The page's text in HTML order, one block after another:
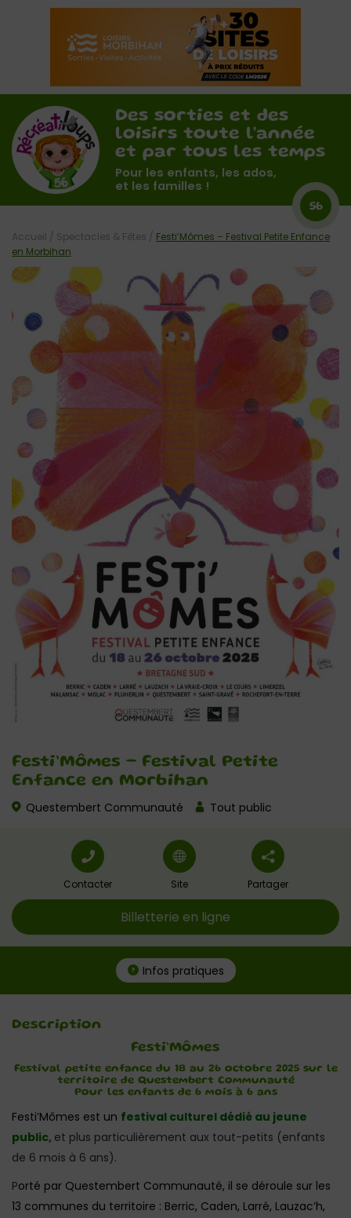
Des sorties et des
loisirs toute l'année
et par tous les temps
Pour les enfants, les ados,
et les familles !
56
Festi’Mômes – Festival Petite
Enfance en Morbihan
Questembert Communauté Tout public
Accueil / Spectacles & Fêtes / Festi’Mômes – Festival Petite Enfance
en Morbihan
Contacter Site Partager
Billetterie en ligne
Infos pratiques
Description
Festi’Mômes
Festival petite enfance du 18 au 26 octobre 2025 sur le
territoire de Questembert Communauté
Pour les enfants de 6 mois à 6 ans
Festi’Mômes est un festival culturel dédié au jeune
public, et plus particulièrement aux tout-petits (enfants
de 6 mois à 6 ans).
Porté par Questembert Communauté, il se déroule sur les
13 communes du territoire : Berric, Caden, Larré, Lauzac’h,